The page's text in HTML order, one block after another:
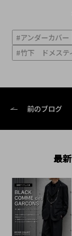
#アンダーカバー
#竹下 ドメステ
前のブログ
最